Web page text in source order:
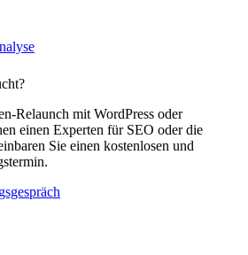
Relaunch mit WordPress oder
einen Experten für SEO oder die
Sie einen kostenlosen und